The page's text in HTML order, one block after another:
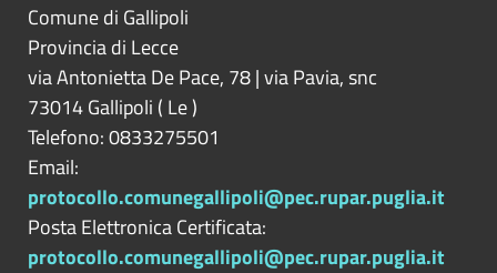
Comune di Gallipoli
Provincia di Lecce
via Antonietta De Pace, 78 | via Pavia, snc
73014Gallipoli ( Le)
Telefono: 0833275501
Email:
protocollo.comunegallipoli@pec.rupar.puglia.it
Posta Elettronica Certificata:
protocollo.comunegallipoli@pec.rupar.puglia.it